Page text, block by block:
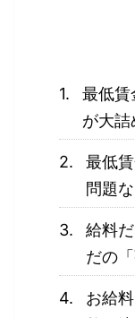
最低賃
が大詰
最低
問題
給料
だの
お給